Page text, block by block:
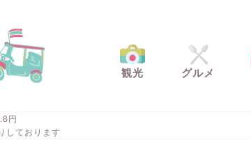
観光 グルメ
円
しております